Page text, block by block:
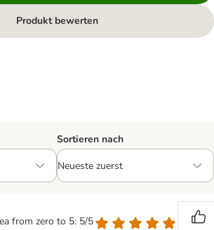
Produkt bewerten
Sortieren nach
from zero to 5: 5/5